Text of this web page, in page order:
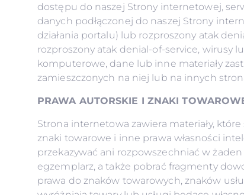
dostępu do naszej Strony internetowej,
danych podłączonej do naszej Strony
działania portalu) lub rozproszony atak
rozproszony atak denial-of-service, wirusy
komputerowe, dane lub inne materiały
zamieszczonych na niej lub na innych
PRAWA AUTORSKIE I ZNAKI
Strona internetowa zawiera materiały,
znaki towarowe i inne prawa własności
przekazywać ani rozpowszechniać w
egzemplarz, a także pobrać fragmenty
prawa do znaków towarowych, znaków